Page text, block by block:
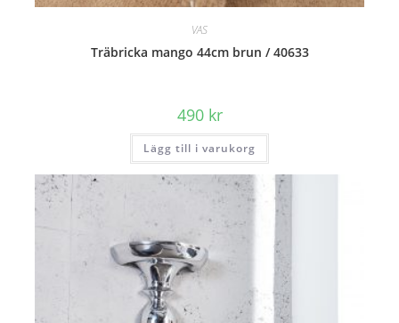
VAS
Träbricka mango 44cm brun / 40633
490 kr
Lägg till i varukorg